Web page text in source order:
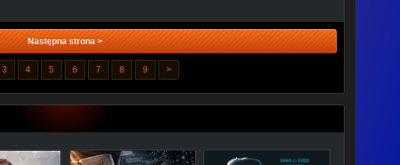
Następna strona >
3 4 5 6 7 8 9 >